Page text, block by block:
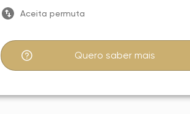
Aceita permuta
Quero saber mais